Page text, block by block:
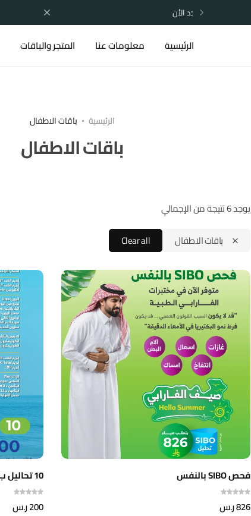
اشترك الآن
الرئيسية معلومات عنا المتجر والباقات
الرئيسية باقات الاطفال
باقات الاطفال
يوجد 6 نتيجة من الإجمالي
باقات الاطفال
Clear all
فحص SIBO بالنفس
826ر.س
10 تحاليل ب 200 ريال
200ر.س